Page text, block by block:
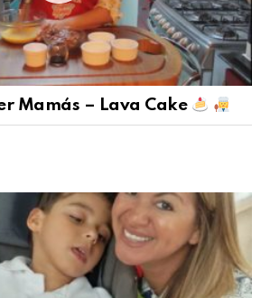
Mamás – Lava Cake